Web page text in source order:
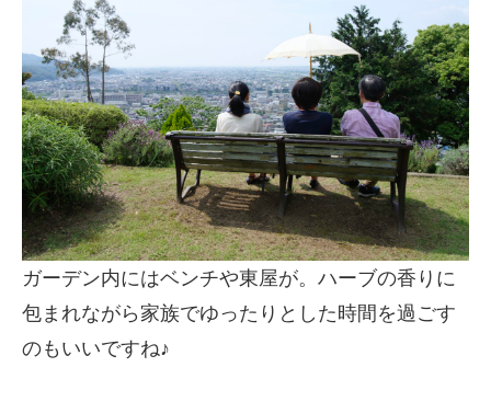
ガーデン内にはベンチや東屋が。ハーブの香りに
包まれながら家族でゆったりとした時間を過ごす
のもいいですね♪